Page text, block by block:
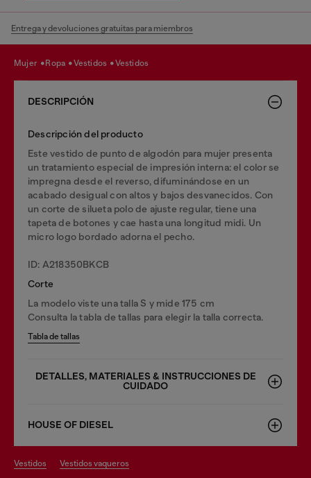
Entrega y devoluciones gratuitas para miembros
mujer ropa vestidos vestidos
DESCRIPCIÓN
Descripción del producto
Este vestido de punto de algodón para mujer presenta
un tratamiento especial de impresión interna: el color se
impregna desde el reverso, difuminándose en un
acabado desigual con altos y bajos desvanecidos. Con
un corte de silueta polo de ajuste regular, tiene una
tapeta de botones y cae hasta una longitud midi. Un
micro logo bordado adorna el pecho.
ID: A218350BKCB
Corte
La modelo viste una talla S y mide 175 cm
Consulta la tabla de tallas para elegir la talla correcta.
Tabla de tallas
DETALLES, MATERIALES & INSTRUCCIONES DE
CUIDADO
HOUSE OF DIESEL
vestidos vestidos vaqueros